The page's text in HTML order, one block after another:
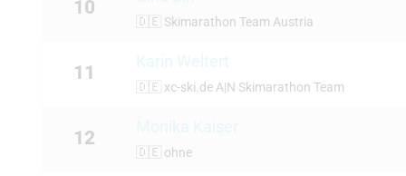
10
🇩🇪 Skimarathon Team Austria
11
Karin Weltert
🇩🇪 xc-ski.de A|N Skimarathon Team
12
🇩🇪 ohne